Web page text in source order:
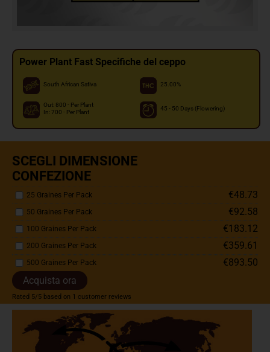
Power Plant Fast Specifiche del ceppo
South African Sativa 25.00%
Out: 800 - Per Plant
In: 700 - Per Plant
45 - 50 Days (Flowering)
SCEGLI DIMENSIONE
CONFEZIONE
25 Graines Per Pack €48.73
50 Graines Per Pack €92.58
100 Graines Per Pack €183.12
200 Graines Per Pack €359.61
500 Graines Per Pack
€893.50
Acquista ora
Rated 5/5 based on 1 customer reviews